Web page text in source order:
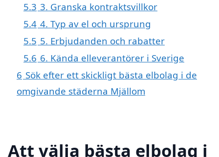
5.3 3. Granska kontraktsvillkor
5.4 4. Typ av el och ursprung
5.5 5. Erbjudanden och rabatter
5.6 6. Kända elleverantörer i Sverige
6 Sök efter ett skickligt bästa elbolag i de
omgivande städerna Mjällom
Att välja bästa elbolag i